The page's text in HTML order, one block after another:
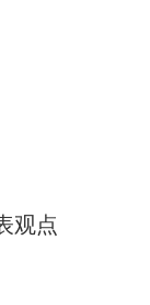
观点
移民引